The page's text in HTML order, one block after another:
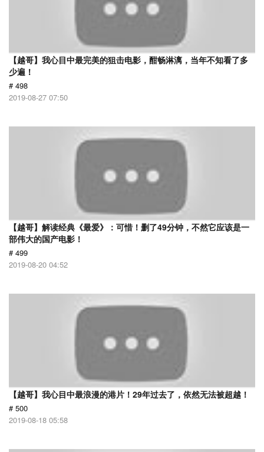
【越哥】我心目中最完美的狙击电影，酣畅淋漓，当年不知看了多
少遍！
# 498
2019-08-27 07:50
【越哥】解读经典《最爱》：可惜！删了49分钟，不然它应该是一
部伟大的国产电影！
# 499
2019-08-20 04:52
【越哥】我心目中最浪漫的港片！29年过去了，依然无法被超越！
# 500
2019-08-18 05:58